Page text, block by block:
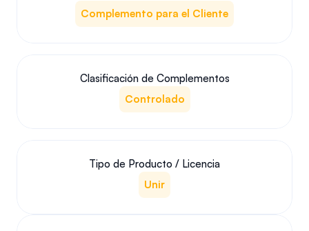
Complemento para el Cliente
Clasificación de Complementos
Controlado
Tipo de Producto / Licencia
Unir